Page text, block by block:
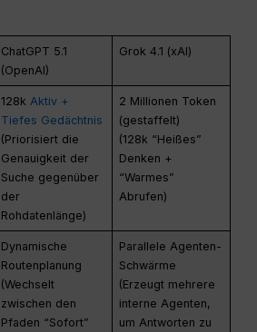
ChatGPT 5.1
(OpenAI)
Grok 4.1 (xAI)
128k Aktiv +
Tiefes Gedächtnis
(Priorisiert die
Genauigkeit der
Suche gegenüber
der
Rohdatenlänge)
2 Millionen Token
(gestaffelt)
(128k “Heißes”
Denken +
“Warmes”
Abrufen)
Dynamische
Routenplanung
(Wechselt
zwischen den
Pfaden “Sofort”
Parallele Agenten-
Schwärme
(Erzeugt mehrere
interne Agenten,
um Antworten zu